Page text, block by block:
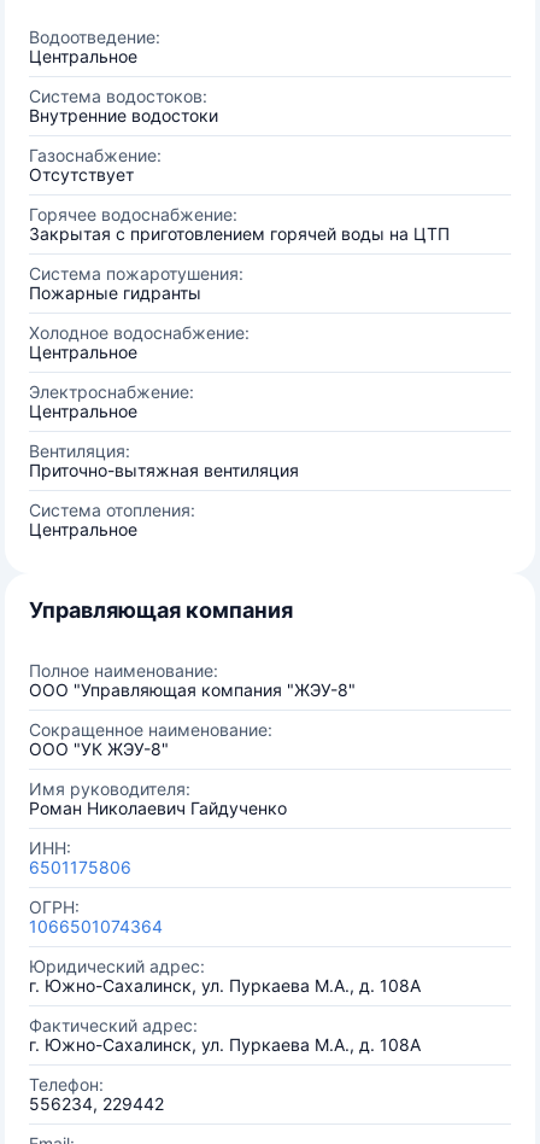
Водоотведение:
Центральное
Система водостоков:
Внутренние водостоки
Газоснабжение:
Отсутствует
Горячее водоснабжение:
Закрытая с приготовлением горячей воды на ЦТП
Система пожаротушения:
Пожарные гидранты
Холодное водоснабжение:
Центральное
Электроснабжение:
Центральное
Вентиляция:
Приточно-вытяжная вентиляция
Система отопления:
Центральное
Управляющая компания
Полное наименование:
ООО "Управляющая компания "ЖЭУ-8"
Сокращенное наименование:
ООО "УК ЖЭУ-8"
Имя руководителя:
Роман Николаевич Гайдученко
ИНН:
6501175806
ОГРН:
1066501074364
Юридический адрес:
г. Южно-Сахалинск, ул. Пуркаева М.А., д. 108А
Фактический адрес:
г. Южно-Сахалинск, ул. Пуркаева М.А., д. 108А
Телефон:
556234, 229442